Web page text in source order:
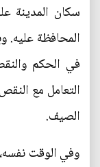
سكان المدينة
المحافظة عليه.
في الحكم
التعامل مع
الصيف.
وفي الوقت